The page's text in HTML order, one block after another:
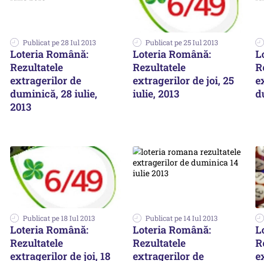
Publicat pe 28 Iul 2013
Loteria Română:
Rezultatele
extragerilor de
duminică, 28 iulie,
2013
Publicat pe 25 Iul 2013
Loteria Română:
Rezultatele
extragerilor de joi, 25
iulie, 2013
Publicat pe 18 Iul 2013
Loteria Română:
Rezultatele
extragerilor de joi, 18
Publicat pe 14 Iul 2013
Loteria Română:
Rezultatele
extragerilor de